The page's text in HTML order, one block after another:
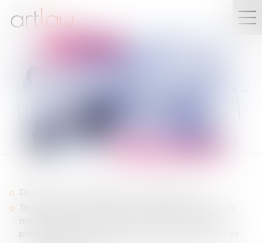
Rédaction et négociation de contrats divers
Tous types de contentieux consécutifs aux ventes de
meubles aux enchères (nullités, responsabilité des
professionnels), contrefaçon, litiges entre créateurs et